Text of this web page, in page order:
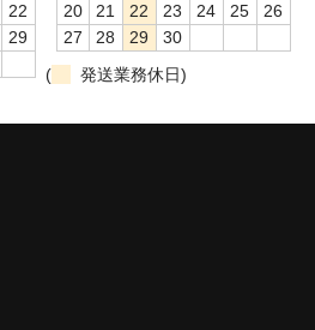
（ﾄﾞﾒｰﾇ･ﾃﾞ･ﾎﾞｱ･ﾙｶ）
ﾗｰｽﾞ）
22
29
20
21 22 23 24 25
26
27
28 29
30
(
発送業務休日)